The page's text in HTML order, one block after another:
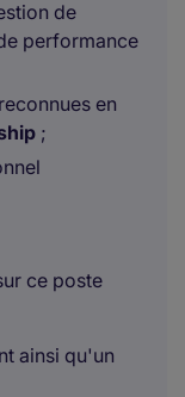
de
performance
en
;
ce poste
ainsi qu'un